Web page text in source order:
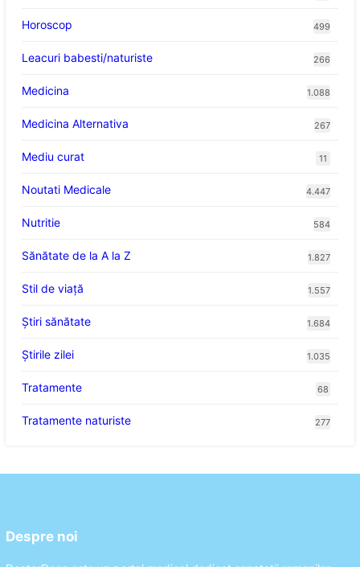
Horoscop 499
Leacuri babesti/naturiste 266
Medicina 1.088
Medicina Alternativa 267
Mediu curat 11
Noutati Medicale 4.447
Nutritie 584
Sănătate de la A la Z 1.827
Stil de viaţă 1.557
Ştiri sănătate 1.684
Știrile zilei 1.035
Tratamente 68
Tratamente naturiste 277
Despre noi